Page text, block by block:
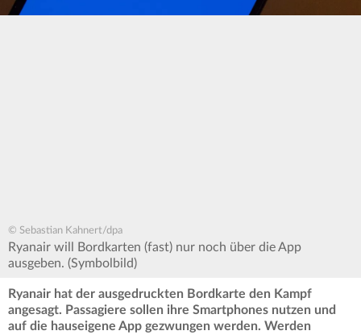
© Sebastian Kahnert/dpa
Ryanair will Bordkarten (fast) nur noch über die App
ausgeben. (Symbolbild)
Ryanair hat der ausgedruckten Bordkarte den Kampf
angesagt. Passagiere sollen ihre Smartphones nutzen und
auf die hauseigene App gezwungen werden. Werden